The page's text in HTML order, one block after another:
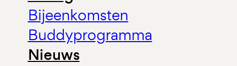
Bijeenkomsten
Buddyprogramma
Nieuws